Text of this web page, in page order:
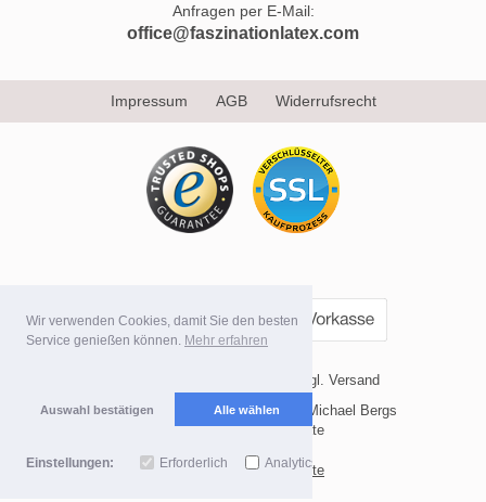
Wir verwenden Cookies, damit Sie den besten
Service genießen können. Mehr erfahren
Auswahl bestätigen Alle wählen
Einstellungen: Erforderlich Analytics
Anfragen per E-Mail:
office@faszinationlatex.com
Impressum AGB Widerrufsrecht
* Alle Preise inkl. MwSt. evtl. zzgl. Versand
Copyright 2026 by Internetvertrieb Michael Bergs
Mobile Shop by Shopgate
Zur klassischen Webseite